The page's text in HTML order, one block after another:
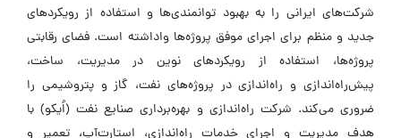
شرکت‌های ایرانی را به بهبود توانمندی‌ها و استفاده از رویکردهای
جدید و منظم برای اجرای موفق پروژه‌ها واداشته است. فضای رقابتی
پروژه‌ها، استفاده از رویکردهای نوین در مدیریت، ساخت،
پیش‌راه‌اندازی و راه‌اندازی در پروژه‌های نفت، گاز و پتروشیمی را
ضروری می‌کند. شرکت راه‌اندازی و بهره‌برداری صنایع نفت (اُیکو) با
هدف مدیریت و اجرای خدمات راه‌اندازی، استارت‌آپ، تعمیر و